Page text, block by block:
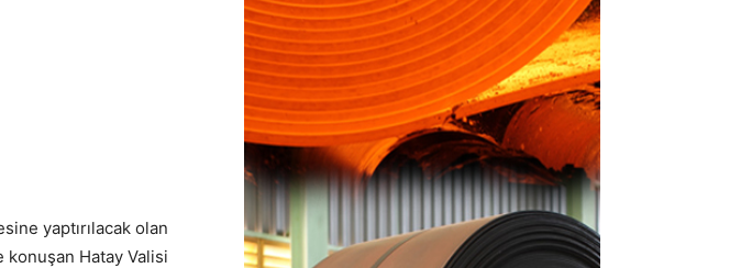
yaptırılacak olan
Hatay Valisi